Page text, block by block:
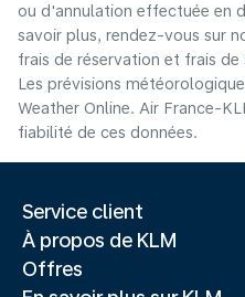
ou d'annulation effectuée en
savoir plus, rendez-vous sur
frais de réservation et frais de
Les prévisions
Weather Online. Air France-
fiabilité de ces données.
Service client
À propos de KLM
Offres